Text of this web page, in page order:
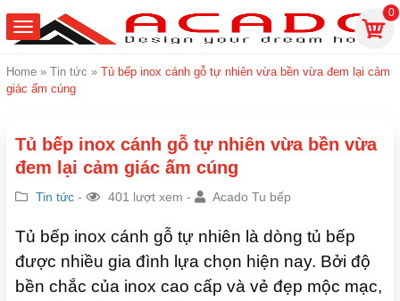
0
Home » Tin tức » Tủ bếp inox cánh gỗ tự nhiên vừa bền vừa đem lại cảm
giác ấm cúng
Tủ bếp inox cánh gỗ tự nhiên vừa bền vừa
đem lại cảm giác ấm cúng
Tin tức - 401 lượt xem - Acado Tu bếp
Tủ bếp inox cánh gỗ tự nhiên là dòng tủ bếp
được nhiều gia đình lựa chọn hiện nay. Bởi độ
bền chắc của inox cao cấp và vẻ đẹp mộc mạc,